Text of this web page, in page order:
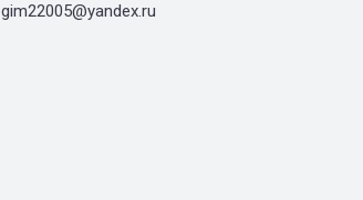
gim22005@yandex.ru